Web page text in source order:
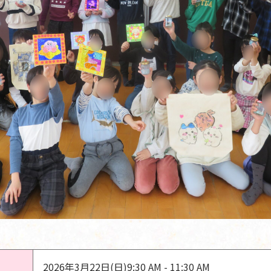
2026年3月22日(日)9:30 AM - 11:30 AM